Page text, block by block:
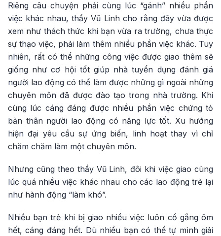
Riêng câu chuyện phải cùng lúc “gánh” nhiều phần
việc khác nhau, thầy Vũ Linh cho rằng đây vừa được
xem như thách thức khi bạn vừa ra trường, chưa thực
sự thạo việc, phải làm thêm nhiều phần việc khác. Tuy
nhiên, rất có thể những công việc được giao thêm sẽ
giống như cơ hội tốt giúp nhà tuyển dụng đánh giá
người lao động có thể làm được những gì ngoài những
chuyên môn đã được đào tạo trong nhà trường. Khi
cùng lúc cáng đáng được nhiều phần việc chứng tỏ
bản thân người lao động có năng lực tốt. Xu hướng
hiện đại yêu cầu sự ứng biến, linh hoạt thay vì chỉ
chăm chăm làm một chuyên môn.
Nhưng cũng theo thầy Vũ Linh, đôi khi việc giao cùng
lúc quá nhiều việc khác nhau cho các lao động trẻ lại
như hành động “làm khó”.
Nhiều bạn trẻ khi bị giao nhiều việc luôn cố gắng ôm
hết, cáng đáng hết. Dù nhiều bạn có thể tự mình giải